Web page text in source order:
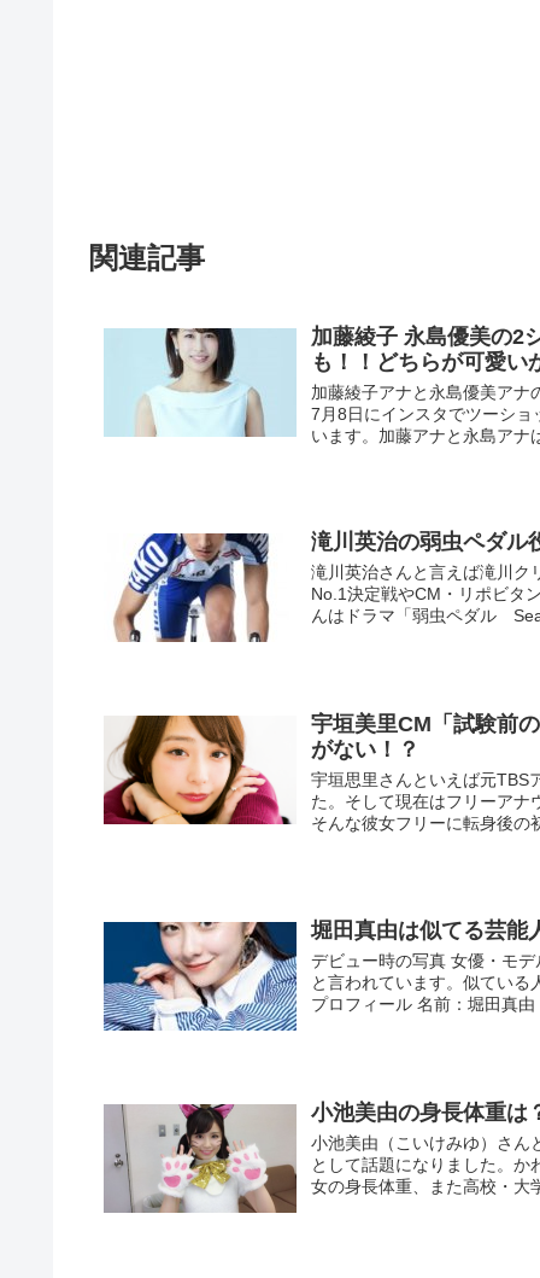
関連記事
加藤綾子 永島優美の2
も！！どちらが可愛い
加藤綾子アナと永島優美アナ
7月8日にインスタでツーシ
います。加藤アナと永島アナ
滝川英治の弱虫ペダル
滝川英治さんと言えば滝川ク
No.1決定戦やCM・リポビタ
んはドラマ「弱虫ペダル
宇垣美里CM「試験前
がない！？
宇垣思里さんといえば元TBS
た。そして現在はフリーアナ
そんな彼女フリーに転身後の
堀田真由は似てる芸能
デビュー時の写真 女優・モ
と言われています。似てい
プロフィール 名前：堀田真由
小池美由の身長体重は
小池美由（こいけみゆ）さん
として話題になりました。か
女の身長体重、また高校・大